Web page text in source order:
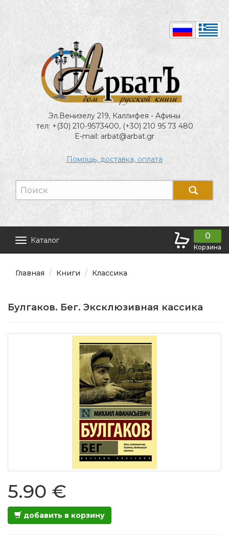
Эл.Венизелу 219, Каллифея - Афины
тел: +(30) 210-9573400, (+30) 210 95 73 480
E-mail: arbat@arbat.gr
Помощь, доставка, оплата
Каталог 0
Корзина
Главная Книги Классика
Булгаков. Бег. Эксклюзивная кассика
5.90 €
добавить в корзину